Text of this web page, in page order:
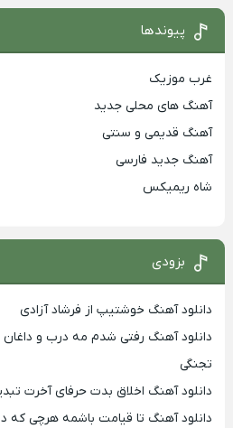
پیوندها
غرب موزیک
آهنگ های محلی جدید
آهنگ قدیمی و سنتی
آهنگ جدید فارسی
شاه ریمیکس
بزودی
دانلود آهنگ خوشتیپ از فرشاد آزادی
دانلود آهنگ رفتی شدم مه درب و داغان
تجنگی
دانلود آهنگ اخلاق بدت حرفای آخرت
دانلود آهنگ تا قیامت باشمه هرچی که